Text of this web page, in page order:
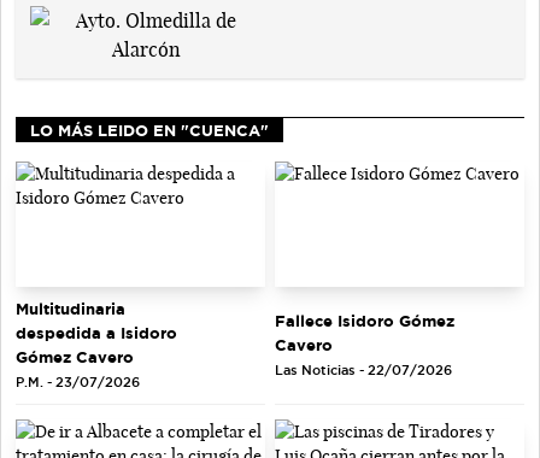
LO MÁS LEIDO EN "CUENCA"
Multitudinaria
despedida a Isidoro
Gómez Cavero
P.M. - 23/07/2026
Fallece Isidoro Gómez
Cavero
Las Noticias - 22/07/2026